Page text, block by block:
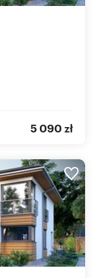
5 090 zł